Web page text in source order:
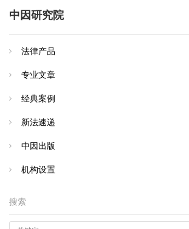
中因研究院
法律产品
专业文章
经典案例
新法速递
中因出版
机构设置
搜索